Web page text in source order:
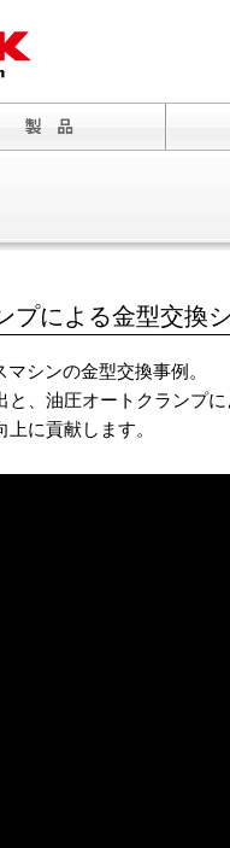
プによる金型交換
シンの金型交換事例。
、油圧オートクランプ
に貢献します。